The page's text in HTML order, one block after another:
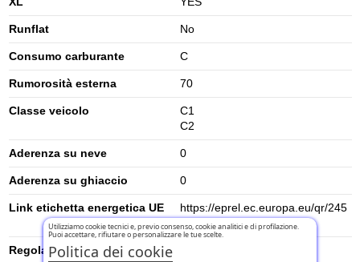
Runflat No
Consumo carburante C
Rumorosità esterna 70
Classe veicolo
C1
C2
Aderenza su neve 0
Aderenza su ghiaccio 0
Link etichetta energetica UE
https://eprel.ec.europa.eu/qr/245
7475
Regolamento UE (2020/740)
Utilizziamo cookie tecnici e, previo consenso, cookie analitici e di profilazione.
Puoi accettare, rifiutare o personalizzare le tue scelte.
Politica dei cookie